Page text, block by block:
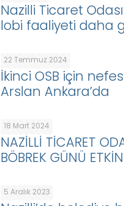
Nazilli Ticaret
lobi faaliyeti daha
22 Temmuz 2024
İkinci OSB için
Arslan Ankara’da
18 Mart 2024
NAZİLLİ TİCARET
BÖBREK GÜNÜ
5 Aralık 2023